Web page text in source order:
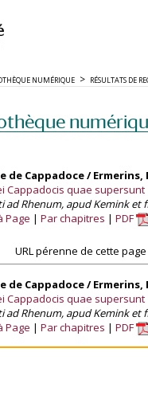
NUMÉRIQUE RÉSULTATS DE
de Cappadoce / Ermerins,
Cappadocis quae supersunt
ad Rhenum, apud Kemink et
Page
Par chapitres PDF
URL pérenne de cette page
de Cappadoce / Ermerins,
Cappadocis quae supersunt
ad Rhenum, apud Kemink et
Page
Par chapitres PDF